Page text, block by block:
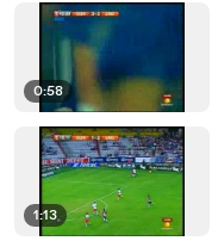
0:58
1:13